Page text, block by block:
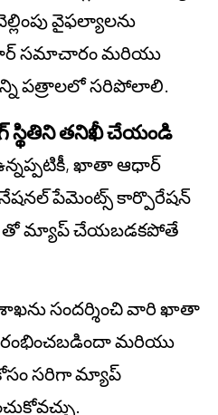
వైఫల్యాలను
సమాచారం మరియు
పత్రాలలో సరిపోలాలి.
స్థితిని తనిఖీ చేయండి
ఖాతా ఆధార్
పేమెంట్స్ కార్పొరేషన్
తో మ్యాప్ చేయబడకపోతే
సందర్శించి వారి ఖాతా
మరియు
సరిగా మ్యాప్